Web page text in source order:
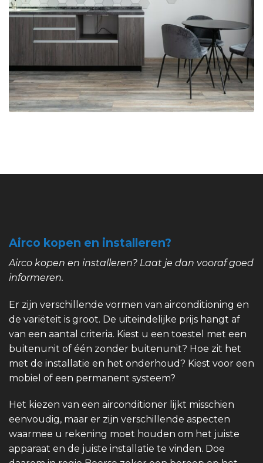
Airco kopen en installeren?
Airco kopen en installeren? Laat je dan vooraf goed
informeren.
Er zijn verschillende vormen van airconditioning en
de variëteit is groot. De uiteindelijke prijs hangt af
van een aantal criteria. Kiest u een toestel met een
buitenunit of één zonder buitenunit? Hoe zit het
met de installatie en het onderhoud? Kiest voor een
mobiel of een permanent systeem?
Het kiezen van een airconditioner lijkt misschien
eenvoudig, maar er zijn verschillende aspecten
waarmee u rekening moet houden om het juiste
apparaat en de juiste installatie te vinden. Doe